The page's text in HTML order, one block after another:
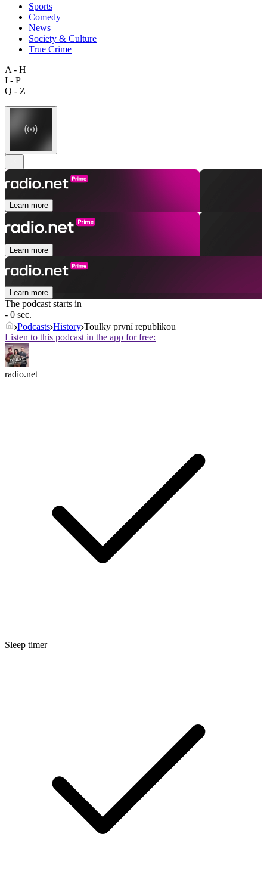
Sports
Comedy
News
Society & Culture
True Crime
A - H
I - P
Q - Z
Learn more
Learn more
Learn more
The podcast starts in
- 0 sec.
Podcasts History Toulky první republikou
Listen to this podcast in the app for free:
radio.net
Sleep timer